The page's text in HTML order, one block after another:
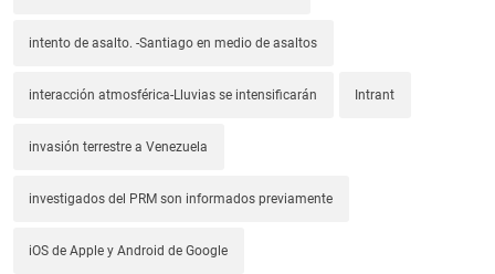
intento de asalto. -Santiago en medio de asaltos
interacción atmosférica-Lluvias se intensificarán Intrant
invasión terrestre a Venezuela
investigados del PRM son informados previamente
iOS de Apple y Android de Google